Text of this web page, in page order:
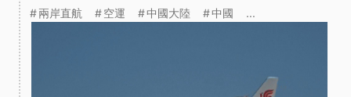
兩岸直航 空運 中國大陸 中國 ...